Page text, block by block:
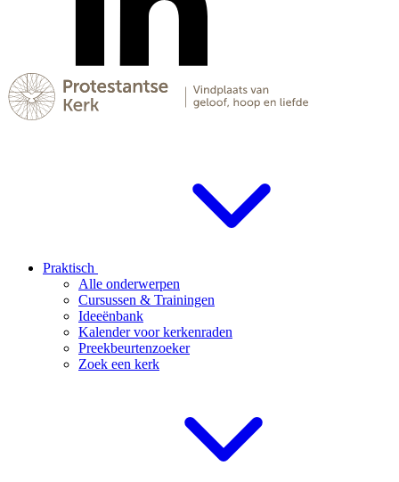
Praktisch
Alle onderwerpen
Cursussen & Trainingen
Ideeënbank
Kalender voor kerkenraden
Preekbeurtenzoeker
Zoek een kerk